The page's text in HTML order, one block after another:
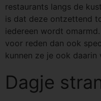
restaurants langs de
is dat deze ontzettend
iedereen wordt
voor reden dan ook
kunnen ze je ook daarin
Dagje